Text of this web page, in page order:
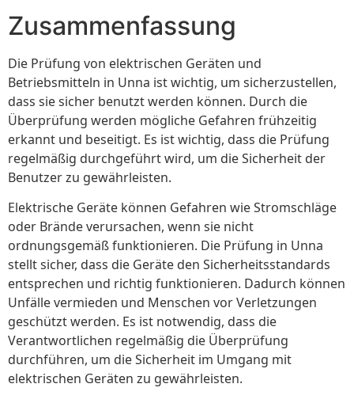
Zusammenfassung
Die Prüfung von elektrischen Geräten und
Betriebsmitteln in Unna ist wichtig, um sicherzustellen,
dass sie sicher benutzt werden können. Durch die
Überprüfung werden mögliche Gefahren frühzeitig
erkannt und beseitigt. Es ist wichtig, dass die Prüfung
regelmäßig durchgeführt wird, um die Sicherheit der
Benutzer zu gewährleisten.
Elektrische Geräte können Gefahren wie Stromschläge
oder Brände verursachen, wenn sie nicht
ordnungsgemäß funktionieren. Die Prüfung in Unna
stellt sicher, dass die Geräte den Sicherheitsstandards
entsprechen und richtig funktionieren. Dadurch können
Unfälle vermieden und Menschen vor Verletzungen
geschützt werden. Es ist notwendig, dass die
Verantwortlichen regelmäßig die Überprüfung
durchführen, um die Sicherheit im Umgang mit
elektrischen Geräten zu gewährleisten.